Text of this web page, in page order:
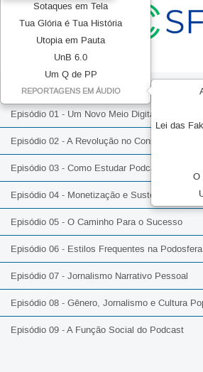
Sotaques em Tela
Tua Glória é Tua História
Utopia em Pauta
UnB 6.0
Um Q de PP
REPORTAGENS EM ÁUDIO
Lei das
O
Episódio 01 - Um Novo Meio Digital de Massa
Episódio 02 - A Revolução no Consumo de
Episódio 03 - Como Estudar Podcast?
Episódio 04 - Monetização e Sustentabilidade
Episódio 05 - O Caminho Para o Sucesso
Episódio 06 - Estilos Frequentes na
Episódio 07 - Jornalismo Narrativo Pessoal
Episódio 08 - Gênero, Jornalismo e Cultura
Episódio 09 - A Função Social do Podcast